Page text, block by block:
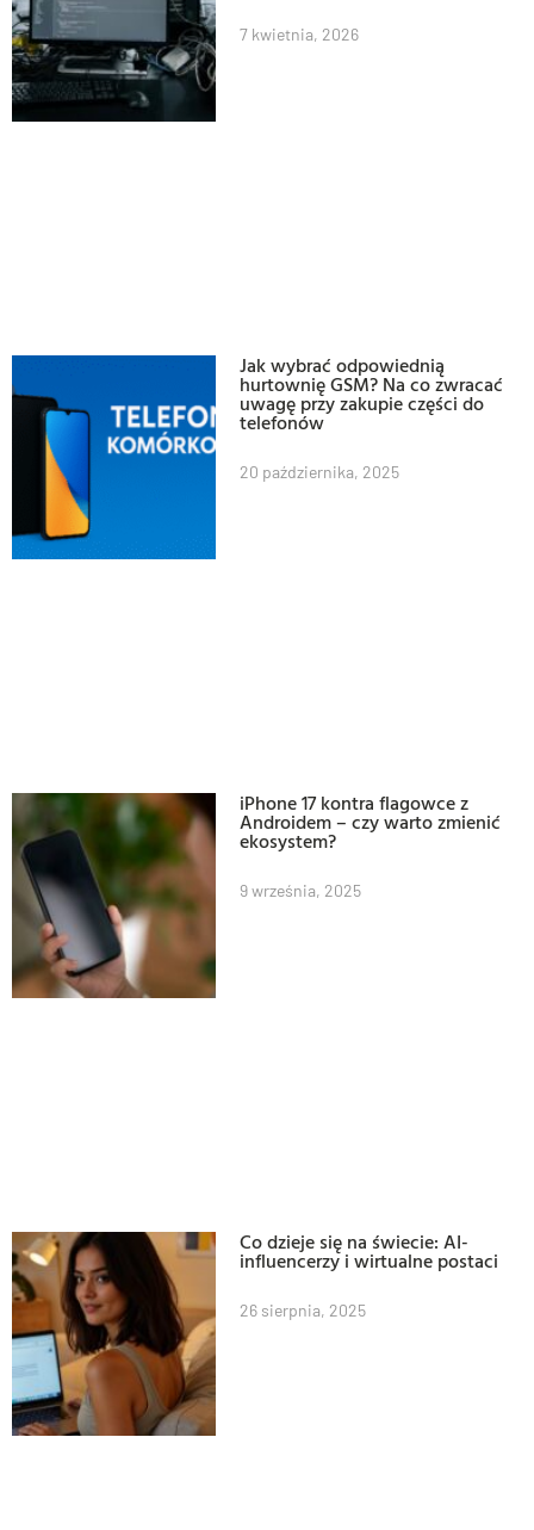
7 kwietnia, 2026
Jak wybrać odpowiednią
hurtownię GSM? Na co zwracać
uwagę przy zakupie części do
telefonów
20 października, 2025
iPhone 17 kontra flagowce z
Androidem – czy warto zmienić
ekosystem?
9 września, 2025
Co dzieje się na świecie: AI-
influencerzy i wirtualne postaci
26 sierpnia, 2025